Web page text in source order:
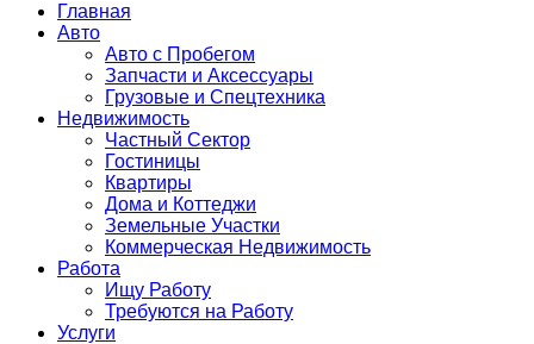
Главная
Авто
Авто с Пробегом
Запчасти и Аксессуары
Грузовые и Спецтехника
Недвижимость
Частный Сектор
Гостиницы
Квартиры
Дома и Коттеджи
Земельные Участки
Коммерческая Недвижимость
Работа
Ищу Работу
Требуются на Работу
Услуги